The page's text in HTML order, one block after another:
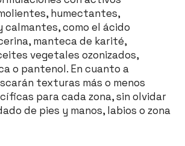
humectantes,
calmantes, como el ácido
manteca de karité,
vegetales ozonizados,
o pantenol. En cuanto a
texturas más o menos
para cada zona, sin olvidar
de pies y manos, labios o zona